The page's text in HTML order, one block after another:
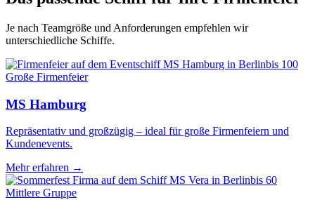
Je nach Teamgröße und Anforderungen empfehlen wir
unterschiedliche Schiffe.
bis 100
Große Firmenfeier
MS Hamburg
Repräsentativ und großzügig – ideal für große Firmenfeiern und
Kundenevents.
Mehr erfahren →
bis 60
Mittlere Gruppe